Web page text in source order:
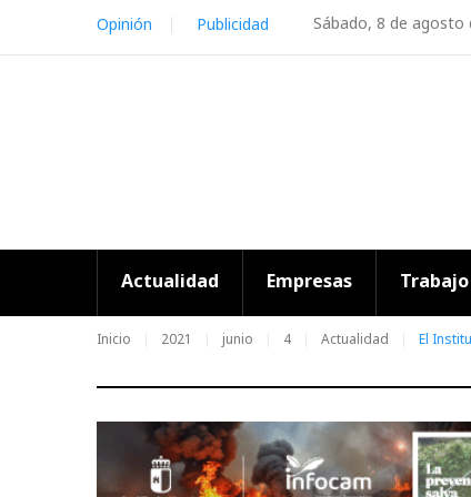
content
Sábado, 8 de agosto
Opinión Publicidad
Actualidad Empresas Trabajo
Inicio 2021 junio 4 Actualidad El